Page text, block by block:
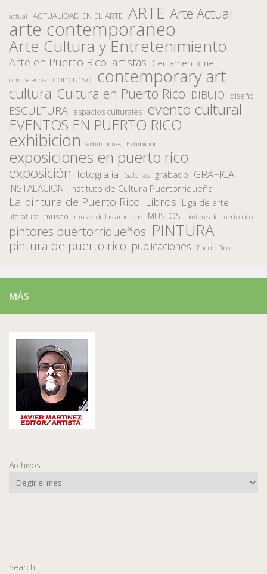
actual ACTUALIDAD EN EL ARTE ARTE Arte Actual
arte contemporaneo
Arte Cultura y Entretenimiento
Arte en Puerto Rico artistas Certamen cine
competencia concurso contemporary art
cultura Cultura en Puerto Rico DIBUJO diseño
ESCULTURA espacios culturales evento cultural
EVENTOS EN PUERTO RICO
exhibicion exhibiciones Exhibición
exposiciones en puerto rico
exposición fotografía Galerias grabado GRAFICA
INSTALACION Instituto de Cultura Puertorriqueña
La pintura de Puerto Rico Libros Liga de arte
literatura museo museo de las americas MUSEOS pintores de puerto rico
pintores puertorriqueños PINTURA
pintura de puerto rico publicaciones Puerto Rico
MÁS
Archivos
Search